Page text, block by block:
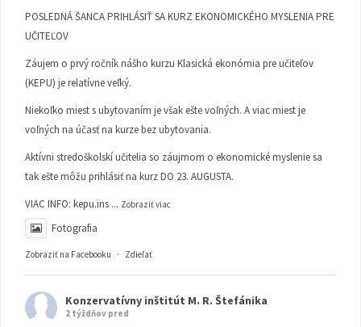
POSLEDNÁ ŠANCA PRIHLÁSIŤ SA KURZ EKONOMICKÉHO MYSLENIA PRE
UČITEĽOV
Záujem o prvý ročník nášho kurzu Klasická ekonómia pre učiteľov
(KEPU) je relatívne veľký.
Niekoľko miest s ubytovaním je však ešte voľných. A viac miest je
voľných na účasť na kurze bez ubytovania.
Aktívni stredoškolskí učitelia so záujmom o ekonomické myslenie sa
tak ešte môžu prihlásiť na kurz DO 23. AUGUSTA.
VIAC INFO: kepu.ins ... Zobraziť viac
Fotografia
Zobraziť na Facebooku · Zdieľať
Konzervatívny inštitút M. R. Štefánika
2 týždňov pred